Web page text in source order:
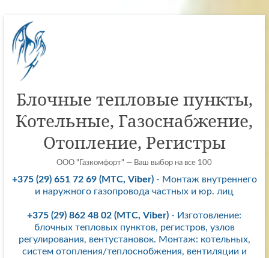
Перейти
содержимому
Блочные тепловые пункты,
Котельные, Газоснабжение,
Отопление, Регистры
ООО "Газкомфорт" — Ваш выбор на все 100
+375 (29) 651 72 69 (МТС, Viber)- Монтаж внутреннего
и наружного газопровода частных и юр. лиц
+375 (29) 862 48 02 (МТС, Viber) - Изготовление:
блочных тепловых пунктов, регистров, узлов
регулирования, вентустановок. Монтаж: котельных,
систем отопления/теплоснобжения, вентиляции и